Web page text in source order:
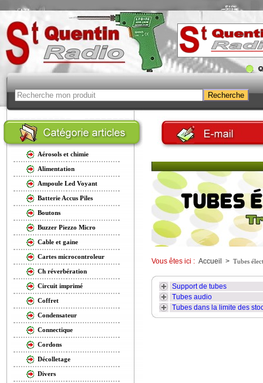
Aérosols et chimie
Alimentation
Ampoule Led Voyant
Batterie Accus Piles
Boutons
Buzzer Piezzo Micro
Cable et gaine
Cartes microcontroleur
Ch réverbération
Circuit imprimé
Coffret
Condensateur
Connectique
Cordons
Décolletage
Divers
Vous êtes ici : Accueil > Tubes
Support de tubes
Tubes audio
Tubes dans la limite des